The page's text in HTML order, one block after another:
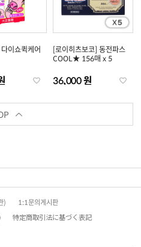
이쇼퀵케어
[로이히츠보코] 동전파스
COOL★ 156매 x 5
36,000 원
)
1:1문의게시판
特定商取引法に基づく表記